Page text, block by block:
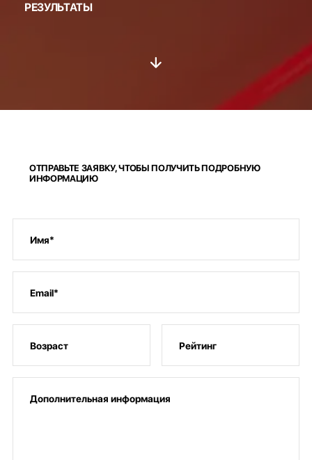
РЕЗУЛЬТАТЫ
ОТПРАВЬТЕ ЗАЯВКУ, ЧТОБЫ ПОЛУЧИТЬ ПОДРОБНУЮ
ИНФОРМАЦИЮ